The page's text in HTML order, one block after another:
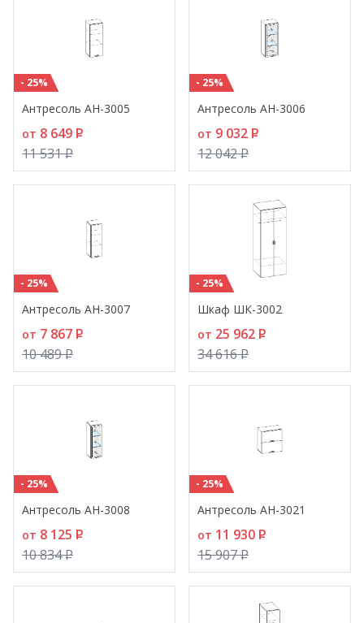
- 25%
Антресоль АН-3005
от 8 649 P
11 531P
- 25%
Антресоль АН-3006
от 9 032 P
12 042P
- 25%
Антресоль АН-3007
от 7 867 P
10 489P
- 25%
Шкаф ШК-3002
от 25 962 P
34 616P
- 25%
Антресоль АН-3008
от 8 125 P
10 834P
- 25%
Антресоль АН-3021
от 11 930 P
15 907P